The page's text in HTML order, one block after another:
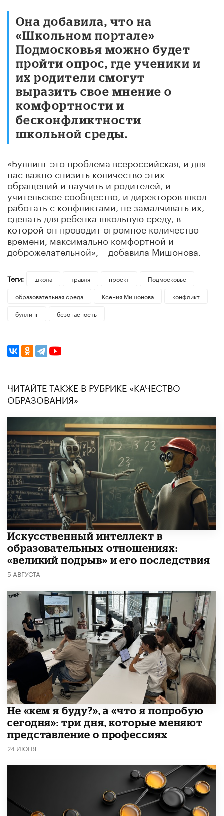
Она добавила, что на
«Школьном портале»
Подмосковья можно будет
пройти опрос, где ученики и
их родители смогут
выразить свое мнение о
комфортности и
бесконфликтности
школьной среды.
«Буллинг это проблема всероссийская, и для
нас важно снизить количество этих
обращений и научить и родителей, и
учительское сообщество, и директоров школ
работать с конфликтами, не замалчивать их,
сделать для ребенка школьную среду, в
которой он проводит огромное количество
времени, максимально комфортной и
доброжелательной», – добавила Мишонова.
Теги: школа травля проект
Подмосковье
образовательная среда
Ксения Мишонова
конфликт
буллинг
безопасность
ЧИТАЙТЕ ТАКЖЕ В РУБРИКЕ «КАЧЕСТВО
ОБРАЗОВАНИЯ»
​Искусственный интеллект в
образовательных отношениях:
«великий подрыв» и его последствия
5 АВГУСТА
Не «кем я буду?», а «что я попробую
сегодня»: три дня, которые меняют
представление о профессиях
24 ИЮНЯ